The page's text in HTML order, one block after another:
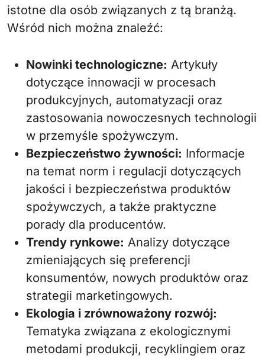
istotne dla osób związanych z tą branżą.
Wśród nich można znaleźć:
Nowinki technologiczne: Artykuły
dotyczące innowacji w procesach
produkcyjnych, automatyzacji oraz
zastosowania nowoczesnych technologii
w przemyśle spożywczym.
Bezpieczeństwo żywności: Informacje
na temat norm i regulacji dotyczących
jakości i bezpieczeństwa produktów
spożywczych, a także praktyczne
porady dla producentów.
Trendy rynkowe: Analizy dotyczące
zmieniających się preferencji
konsumentów, nowych produktów oraz
strategii marketingowych.
Ekologia i zrównoważony rozwój:
Tematyka związana z ekologicznymi
metodami produkcji, recyklingiem oraz